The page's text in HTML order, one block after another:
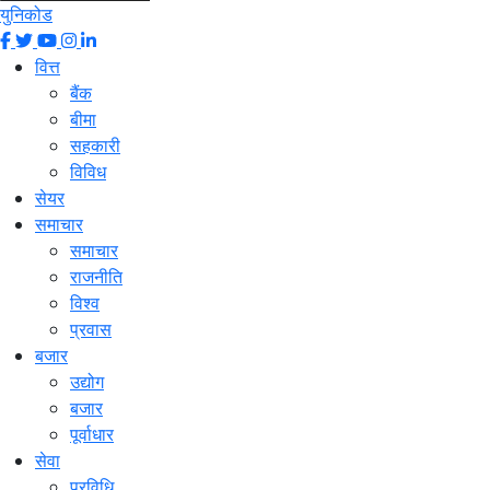
युनिकोड
वित्त
बैंक
बीमा
सहकारी
विविध
सेयर
समाचार
समाचार
राजनीति
विश्व
प्रवास
बजार
उद्योग
बजार
पूर्वाधार
सेवा